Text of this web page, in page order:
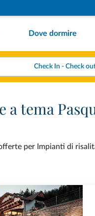
Dove dormire
tema
per Impianti di